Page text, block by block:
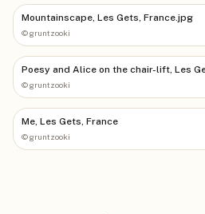
Mountainscape, Les Gets, France.jpg
©gruntzooki
Poesy and Alice on the chair-lift, Les
©gruntzooki
Me, Les Gets, France
©gruntzooki